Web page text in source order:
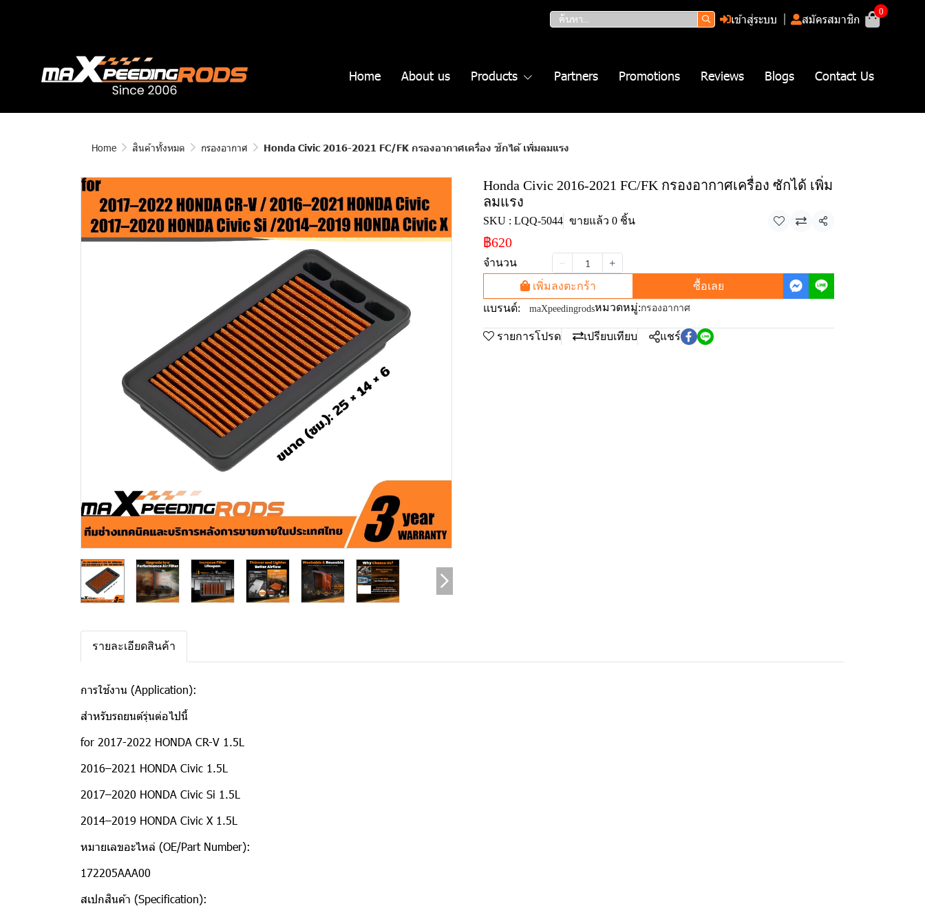
เข้าสู่ระบบ สมัครสมาชิก
0
Home About us Products Partners Promotions Reviews Blogs Contact Us
Home สินค้าทั้งหมด กรองอากาศ Honda Civic 2016-2021 FC/FK กรองอากาศเครื่อง ซักได้ เพิ่มลมแรง
Honda Civic 2016-2021 FC/FK กรองอากาศเครื่อง ซักได้ เพิ่ม
ลมแรง
SKU : LQQ-5044 ขายแล้ว 0 ชิ้น แชร์
฿620
จำนวน
เพิ่มลงตะกร้า
ซื้อเลย
แบรนด์:
maXpeedingrodsหมวดหมู่:กรองอากาศ
รายการโปรด เปรียบเทียบ แชร์
รายละเอียดสินค้า
การใช้งาน (Application):
สำหรับรถยนต์รุ่นต่อไปนี้
for 2017-2022 HONDA CR-V 1.5L
2016–2021 HONDA Civic 1.5L
2017–2020 HONDA Civic Si 1.5L
2014–2019 HONDA Civic X 1.5L
หมายเลขอะไหล่ (OE/Part Number):
172205AAA00
สเปกสินค้า (Specification):